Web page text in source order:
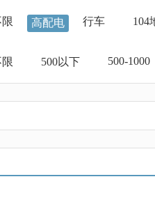
高配电 行车 104
500以下 500-1000